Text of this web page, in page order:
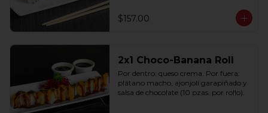
$157.00
2x1 Choco-Banana Roll
Por dentro: queso crema. Por fuera:
plátano macho, ajonjolí garapiñado y
salsa de chocolate (10 pzas. por rollo).